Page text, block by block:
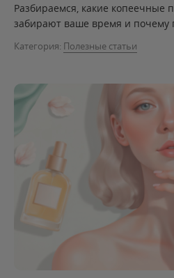
Разбираемся, какие копеечные
забирают ваше время и почему
Категория: Полезные статьи